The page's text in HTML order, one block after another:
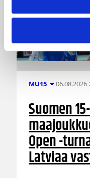
MU15 06.08.2026
Suomen
Open -
Latviaa